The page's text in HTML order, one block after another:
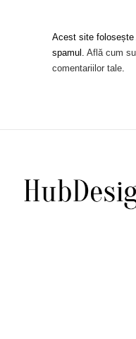
Acest site folosește
spamul. Află cum
comentariilor tale.